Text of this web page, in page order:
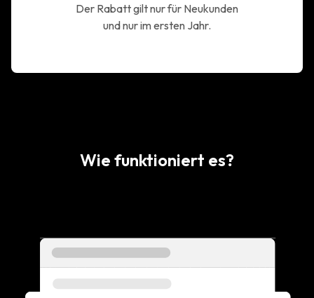
Der Rabatt gilt nur für Neukunden
und nur im ersten Jahr.
Wie funktioniert es?